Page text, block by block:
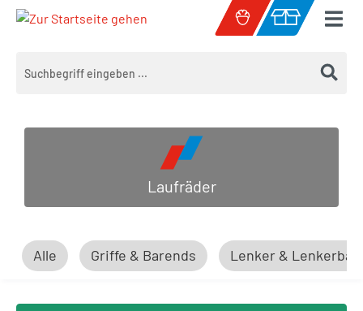
Zum Hauptinhalt springen
Warenkorb
Laufräder
Alle Griffe & Barends Lenker &